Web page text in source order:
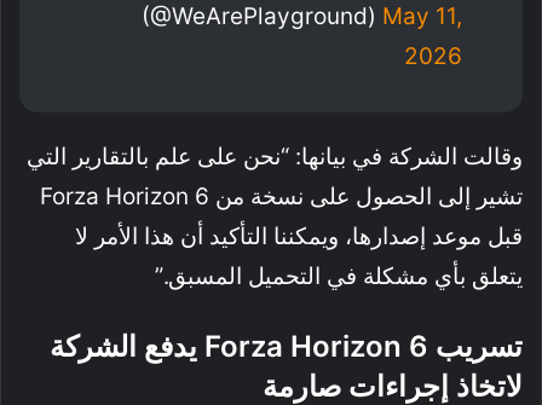
(@WeArePlayground) May 11,
2026
وقالت الشركة في بيانها: “نحن على علم بالتقارير التي
تشير إلى الحصول على نسخة من Forza Horizon 6
قبل موعد إصدارها، ويمكننا التأكيد أن هذا الأمر لا
يتعلق بأي مشكلة في التحميل المسبق.”
تسريب Forza Horizon 6 يدفع الشركة
لاتخاذ إجراءات صارمة